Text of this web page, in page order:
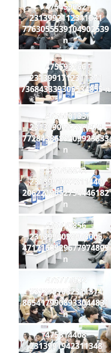
475459682
2313992112311331
7763055539104902539
n
475593266
2313991712311371
736843339305534855 n
475660133
2313990682311474
7728438683409923333
n
475768822
2313991022311440
2062219552754446182
n
475770856
2313992038978005
4717160929677974809
n
475777602
2313991682311374
8654179908933044831
n
475814408
2313991942311348